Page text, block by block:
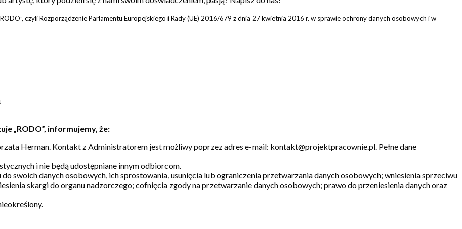
czyli Rozporządzenie Parlamentu Europejskiego i Rady (UE) 2016/679 z dnia 27 kwietnia 2016 r. w sprawie ochrony danych osobowych i w
„RODO”, informujemy, że:
Herman. Kontakt z Administratorem jest możliwy poprzez adres e-mail: kontakt@projektpracownie.pl. Pełne dane
i nie będą udostępniane innym odbiorcom.
swoich danych osobowych, ich sprostowania, usunięcia lub ograniczenia przetwarzania danych osobowych; wniesienia sprzeciwu
skargi do organu nadzorczego; cofnięcia zgody na przetwarzanie danych osobowych; prawo do przeniesienia danych oraz